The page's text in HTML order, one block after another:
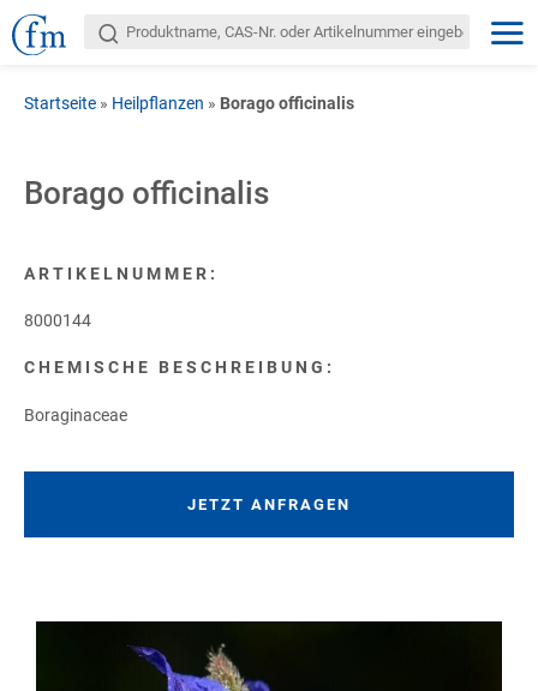
Startseite » Heilpflanzen » Borago officinalis
Borago officinalis
ARTIKELNUMMER:
8000144
CHEMISCHE BESCHREIBUNG:
Boraginaceae
JETZT ANFRAGEN